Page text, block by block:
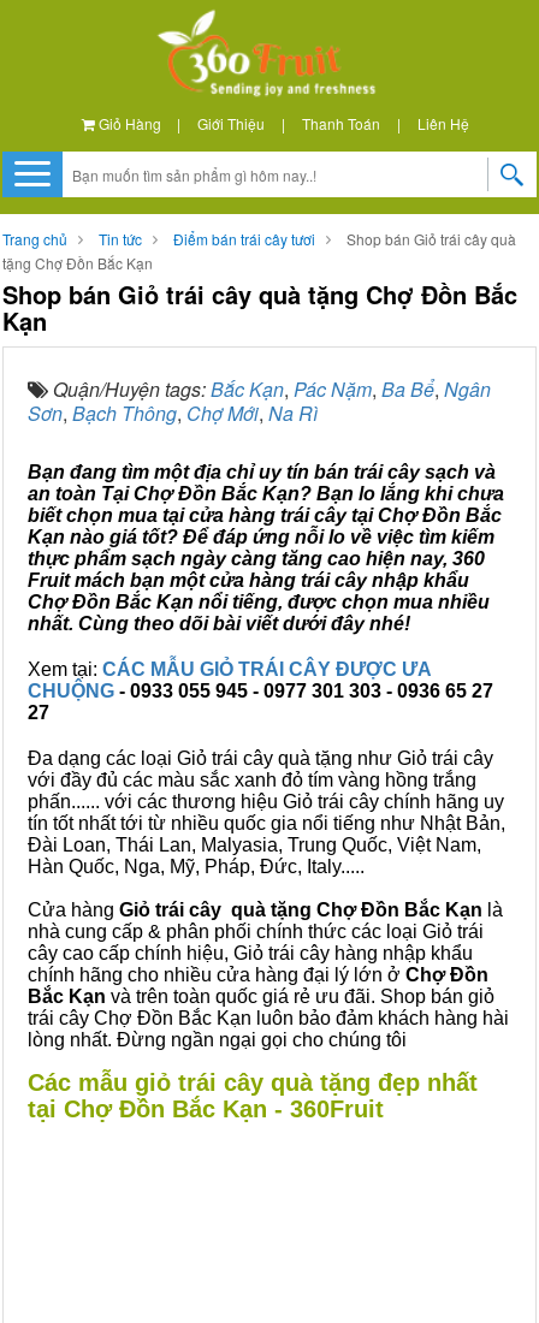
Giỏ Hàng | Giới Thiệu | Thanh Toán | Liên Hệ
Trang chủ Tin tức Điểm bán trái cây tươi
Shop bán Giỏ trái cây quà
tặng Chợ Đồn Bắc Kạn
Shop bán Giỏ trái cây quà tặng Chợ Đồn Bắc
Kạn
Quận/Huyện tags:Bắc Kạn, Pác Nặm, Ba Bể, Ngân
Sơn, Bạch Thông, Chợ Mới, Na Rì
Bạn đang tìm một địa chỉ uy tín bán trái cây sạch và
an toàn Tại Chợ Đồn Bắc Kạn? Bạn lo lắng khi chưa
biết chọn mua tại cửa hàng trái cây tại Chợ Đồn Bắc
Kạn nào giá tốt? Để đáp ứng nỗi lo về việc tìm kiếm
thực phẩm sạch ngày càng tăng cao hiện nay, 360
Fruit mách bạn một cửa hàng trái cây nhập khẩu
Chợ Đồn Bắc Kạn nổi tiếng, được chọn mua nhiều
nhất. Cùng theo dõi bài viết dưới đây nhé!
Xem tại: CÁC MẪU GIỎ TRÁI CÂY ĐƯỢC ƯA
CHUỘNG - 0933 055 945 - 0977 301 303 - 0936 65 27
27
Đa dạng các loại Giỏ trái cây quà tặng như Giỏ trái cây
với đầy đủ các màu sắc xanh đỏ tím vàng hồng trắng
phấn...... với các thương hiệu Giỏ trái cây chính hãng uy
tín tốt nhất tới từ nhiều quốc gia nổi tiếng như Nhật Bản,
Đài Loan, Thái Lan, Malyasia, Trung Quốc, Việt Nam,
Hàn Quốc, Nga, Mỹ, Pháp, Đức, Italy.....
Cửa hàng Giỏ trái cây quà tặng Chợ Đồn Bắc Kạn là
nhà cung cấp & phân phối chính thức các loại Giỏ trái
cây cao cấp chính hiệu, Giỏ trái cây hàng nhập khẩu
chính hãng cho nhiều cửa hàng đại lý lớn ở Chợ Đồn
Bắc Kạn và trên toàn quốc giá rẻ ưu đãi. Shop bán giỏ
trái cây Chợ Đồn Bắc Kạn luôn bảo đảm khách hàng hài
lòng nhất. Đừng ngần ngại gọi cho chúng tôi
Các mẫu giỏ trái cây quà tặng đẹp nhất
tại Chợ Đồn Bắc Kạn - 360Fruit